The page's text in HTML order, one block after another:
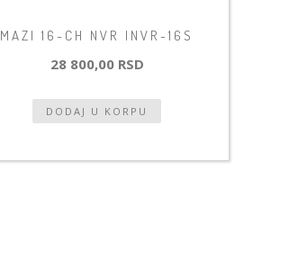
MAZI 16-CH NVR INVR-16S
28 800,00 RSD